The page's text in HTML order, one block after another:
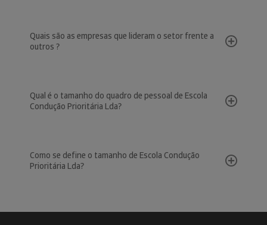
Quais são as empresas que lideram o setor frente a
outros ?
Qual é o tamanho do quadro de pessoal de Escola
Condução Prioritária Lda?
Como se define o tamanho de Escola Condução
Prioritária Lda?